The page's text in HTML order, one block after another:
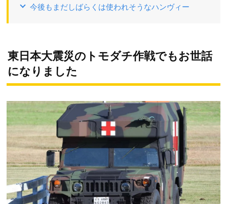
今後もまだしばらくは使われそうなハンヴィー
東日本大震災のトモダチ作戦でもお世話
になりました